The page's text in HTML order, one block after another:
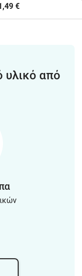
€
υλικό από